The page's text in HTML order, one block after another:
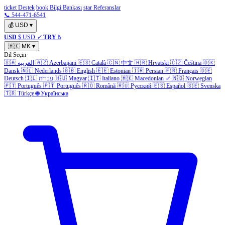
ticket Destek book Bilgi Bankası star Referanslar
📞 544-471-6541
💰 USD ▾
USD $ USD ✓ TRY ₺
🇲🇰 MK ▾
Dil Seçin
🇸🇦 العربية 🇦🇿 Azerbaijani 🇪🇸 Català 🇨🇳 中文 🇭🇷 Hrvatski 🇨🇿 Čeština 🇩🇰
Dansk 🇳🇱 Nederlands 🇬🇧 English 🇪🇪 Estonian 🇮🇷 Persian 🇫🇷 Français 🇩🇪
Deutsch 🇮🇱 עברית 🇭🇺 Magyar 🇮🇹 Italiano 🇲🇰 Macedonian ✓ 🇳🇴 Norwegian
🇵🇹 Português 🇵🇹 Português 🇷🇴 Română 🇷🇺 Русский 🇪🇸 Español 🇸🇪 Svenska
🇹🇷 Türkçe 🌐 Українська